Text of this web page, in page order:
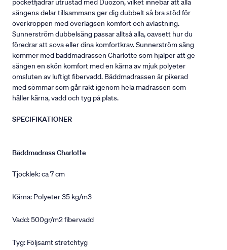
pocketfjädrar utrustad med Duozon, vilket innebär att alla
sängens delar tillsammans ger dig dubbelt så bra stöd för
överkroppen med överlägsen komfort och avlastning.
Sunnerström dubbelsäng passar alltså alla, oavsett hur du
föredrar att sova eller dina komfortkrav. Sunnerström säng
kommer med bäddmadrassen Charlotte som hjälper att ge
sängen en skön komfort med en kärna av mjuk polyeter
omsluten av luftigt fibervadd. Bäddmadrassen är pikerad
med sömmar som går rakt igenom hela madrassen som
håller kärna, vadd och tyg på plats.
SPECIFIKATIONER
Bäddmadrass Charlotte
Tjocklek: ca 7 cm
Kärna: Polyeter 35 kg/m3
Vadd: 500gr/m2 fibervadd
Tyg: Följsamt stretchtyg